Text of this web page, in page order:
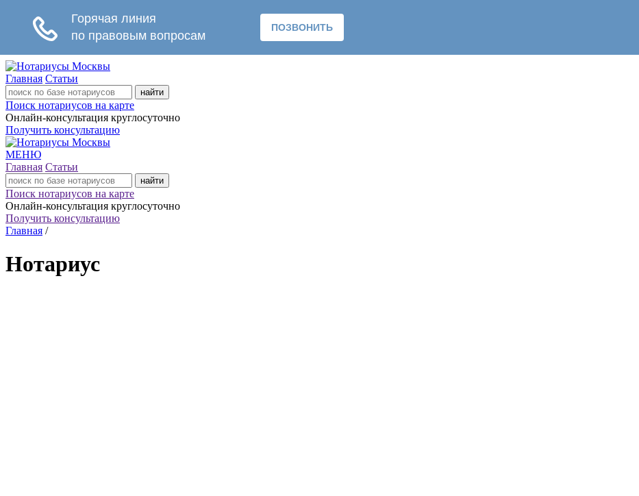
Главная Статьи
Поиск нотариусов на карте
Онлайн-консультация круглосуточно
Получить консультацию
МЕНЮ
Главная Статьи
Поиск нотариусов на карте
Онлайн-консультация круглосуточно
Получить консультацию
Главная /
Нотариус